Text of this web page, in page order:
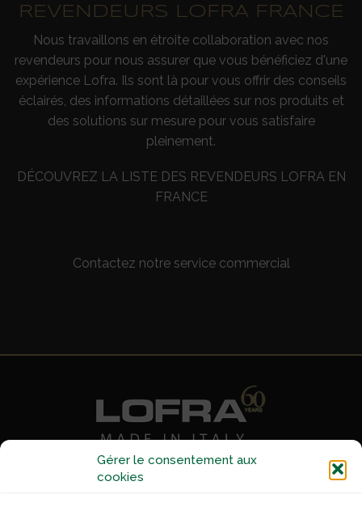
Gérer le consentement aux
cookies
REVENDEURS LOFRA FRANCE
Nous travaillons en étroite collaboration avec nos
revendeurs pour nous assurer que vous bénéficiez d'une
expérience Lofra. Ils sont là pour vous offrir des conseils
éclairés, des informations détaillées sur nos produits et
des solutions sur mesure pour vous satisfaire
pleinement.
DÉCOUVREZ LA LISTE DES REVENDEURS LOFRA EN
FRANCE
Contactez notre service commercial